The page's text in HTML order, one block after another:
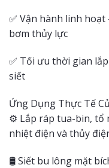
✅ Vận hành linh
bơm thủy lực
✅ Tối ưu thời gian
siết
Ứng Dụng Thực Tế
⚙️ Lắp ráp tua-bin, tổ
nhiệt điện và thủy
🛢️ Siết bu lông mặt